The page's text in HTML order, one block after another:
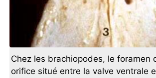
Chez les brachiopodes, le foramen
orifice situé entre la valve ventrale